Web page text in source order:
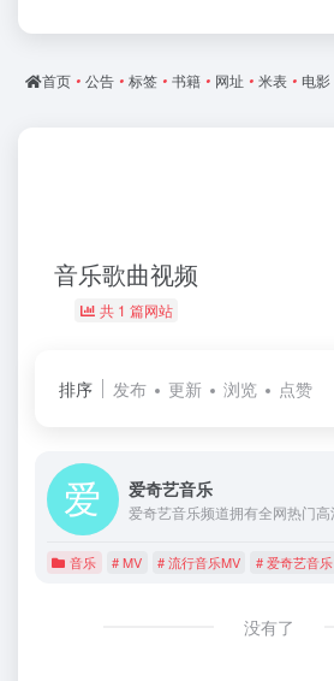
首页 • 公告 • 标签 • 书籍 • 网址 • 米表 • 电影
音乐歌曲视频
共 1 篇网站
排序 发布 更新 浏览 点赞
爱奇艺音乐
音乐 # MV # 流行音乐MV # 爱奇艺音乐
没有了